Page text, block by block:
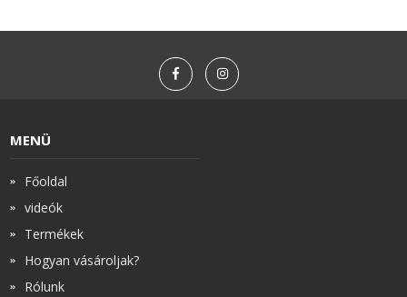
MENÜ
Főoldal
videók
Termékek
Hogyan vásároljak?
Rólunk